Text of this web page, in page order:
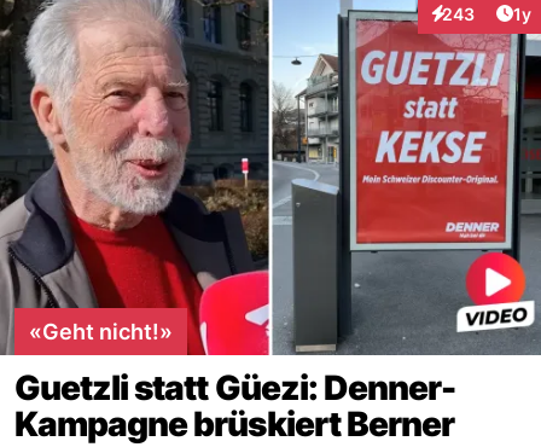
243
Interaktionen
1y
«Geht nicht!»
Guetzli statt Güezi: Denner-
Kampagne brüskiert Berner